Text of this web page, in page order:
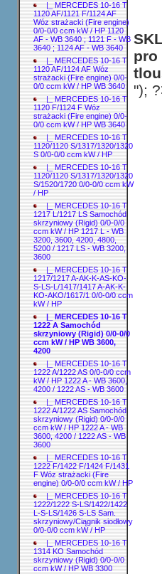
|_ MERCEDES 10-16 T
1120 AF/1121 F/1124 AF
Wóz strażacki (Fire engine)
0/0-0/0 ccm kW / HP 1120
AF - WB 3640 ; 1121 F - WB
3640 ; 1124 AF - WB 3640
|_ MERCEDES 10-16 T
1120 AF/1124 AF Wóz
strażacki (Fire engine) 0/0-
0/0 ccm kW / HP WB 3640
|_ MERCEDES 10-16 T
1120 F/1124 F Wóz
strażacki (Fire engine) 0/0-
0/0 ccm kW / HP WB 3640
|_ MERCEDES 10-16 T
1120/1120 S/1317/1320/1320
S 0/0-0/0 ccm kW / HP
|_ MERCEDES 10-16 T
1120/1120 S/1317/1320/1320
S/1520/1720 0/0-0/0 ccm kW
/ HP
|_ MERCEDES 10-16 T
1217 L/1217 LS Samochód
skrzyniowy (Rigid) 0/0-0/0
ccm kW / HP 1217 L - WB
3200, 3600, 4200, 4800,
5200 / 1217 LS - WB 3200,
3600
|_ MERCEDES 10-16 T
1217/1217 A-AK-K-AS-KO-
S-LS-L/1417/1417 A-AK-K-
KO-AKO/1617/1 0/0-0/0 ccm
kW / HP
|_ MERCEDES 10-16 T
1222 A Samochód
skrzyniowy (Rigid) 0/0-0/0
ccm kW / HP WB 3600,
4200
|_ MERCEDES 10-16 T
1222 A/1222 AS 0/0-0/0 ccm
kW / HP 1222 A - WB 3600,
4200 / 1222 AS - WB 3600
|_ MERCEDES 10-16 T
1222 A/1222 AS Samochód
skrzyniowy (Rigid) 0/0-0/0
ccm kW / HP 1222 A - WB
3600, 4200 / 1222 AS - WB
3600
|_ MERCEDES 10-16 T
1222 F/1422 F/1424 F/1431
F Wóz strażacki (Fire
engine) 0/0-0/0 ccm kW / HP
|_ MERCEDES 10-16 T
1222/1222 S-LS/1422/1422
L-S-LS/1426 S-LS Sam.
skrzyniowy/Ciągnik siodłowy
0/0-0/0 ccm kW / HP
|_ MERCEDES 10-16 T
1314 KO Samochód
skrzyniowy (Rigid) 0/0-0/0
ccm kW / HP WB 3300
pro
");